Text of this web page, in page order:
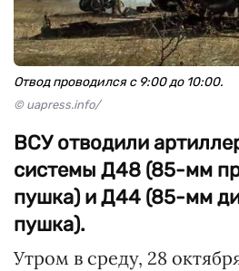
Отвод проводился с 9:00 до 10:00.
© uapress.info/
ВСУ отводили
системы Д48 (85-мм
пушка) и Д44 (85-мм
пушка).
Утром в среду, 28